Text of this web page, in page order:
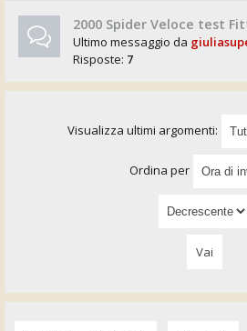
2000 Spider Veloce test
Ultimo messaggio da
Risposte: 7
Visualizza ultimi argomenti:
Ordina per